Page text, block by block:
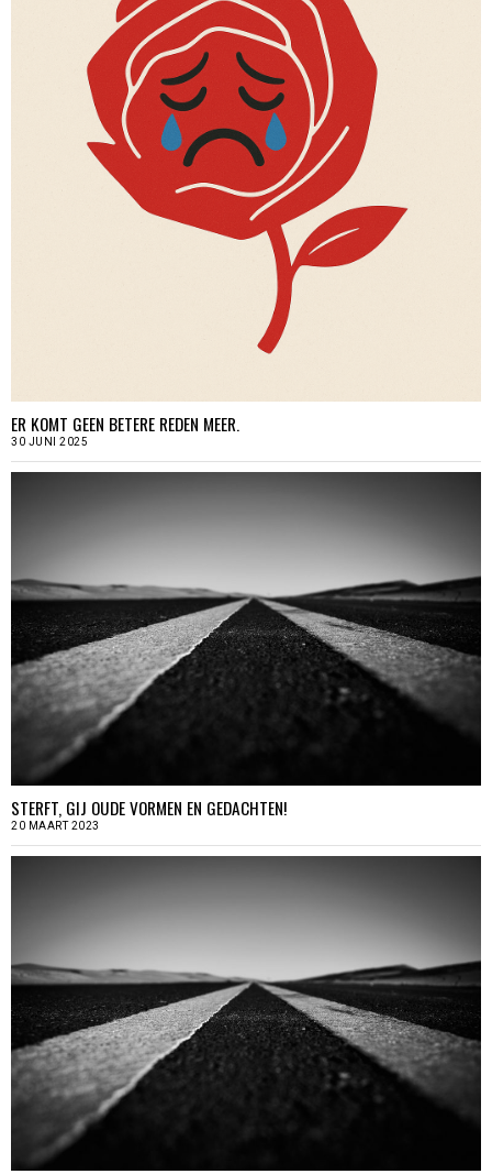
ER KOMT GEEN BETERE REDEN MEER.
30 JUNI 2025
STERFT, GIJ OUDE VORMEN EN GEDACHTEN!
20 MAART 2023